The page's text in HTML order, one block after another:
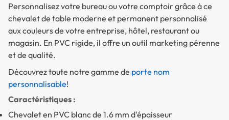
Personnalisez votre bureau ou votre comptoir grâce à ce
chevalet de table moderne et permanent personnalisé
aux couleurs de votre entreprise, hôtel, restaurant ou
magasin. En PVC rigide, il offre un outil marketing pérenne
et de qualité.
Découvrez toute notre gamme de porte nom
personnalisable!
Caractéristiques :
Chevalet en PVC blanc de 1.6 mm d'épaisseur